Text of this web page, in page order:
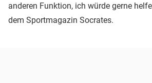
anderen Funktion, ich würde gerne
dem Sportmagazin Socrates.